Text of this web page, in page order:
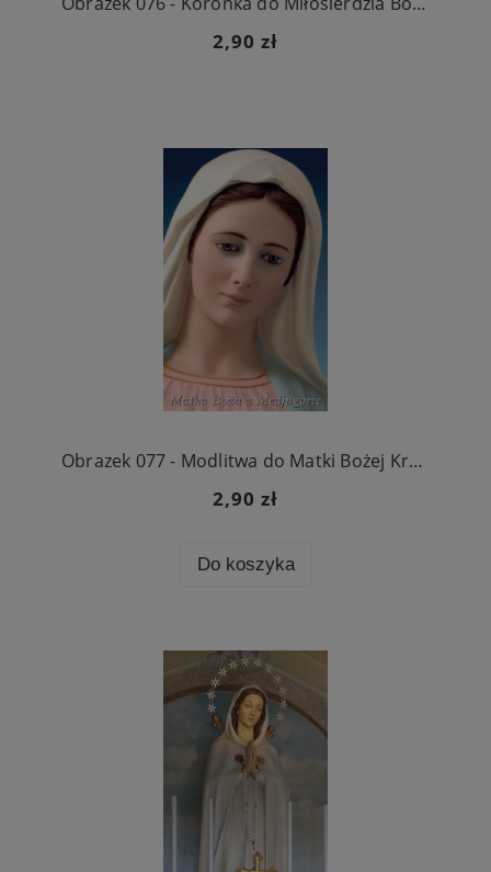
2,90 zł
Obrazek 077 - Modlitwa do Matki Bożej Królowej Pokoju
2,90 zł
Do koszyka